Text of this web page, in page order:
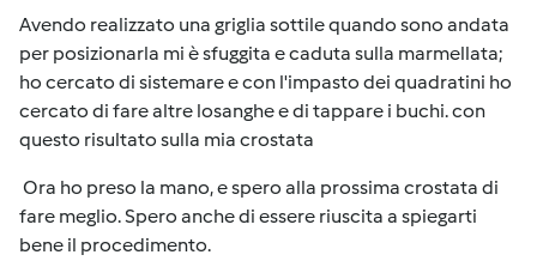
Avendo realizzato una griglia sottile quando sono andata
per posizionarla mi è sfuggita e caduta sulla marmellata;
ho cercato di sistemare e con l'impasto dei quadratini ho
cercato di fare altre losanghe e di tappare i buchi. con
questo risultato sulla mia crostata
Ora ho preso la mano, e spero alla prossima crostata di
fare meglio. Spero anche di essere riuscita a spiegarti
bene il procedimento.